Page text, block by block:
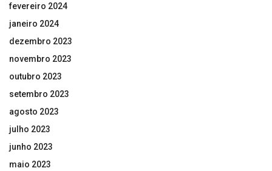
fevereiro 2024
janeiro 2024
dezembro 2023
novembro 2023
outubro 2023
setembro 2023
agosto 2023
julho 2023
junho 2023
maio 2023